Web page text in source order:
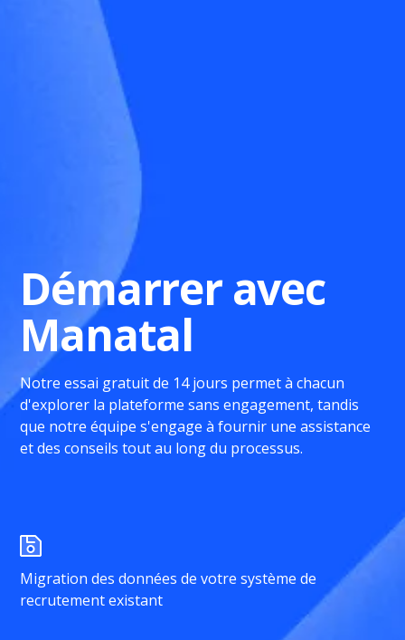
Démarrer avec
Manatal
Notre essai gratuit de 14 jours permet à chacun
d'explorer la plateforme sans engagement, tandis
que notre équipe s'engage à fournir une assistance
et des conseils tout au long du processus.
Migration des données de votre système de
recrutement existant